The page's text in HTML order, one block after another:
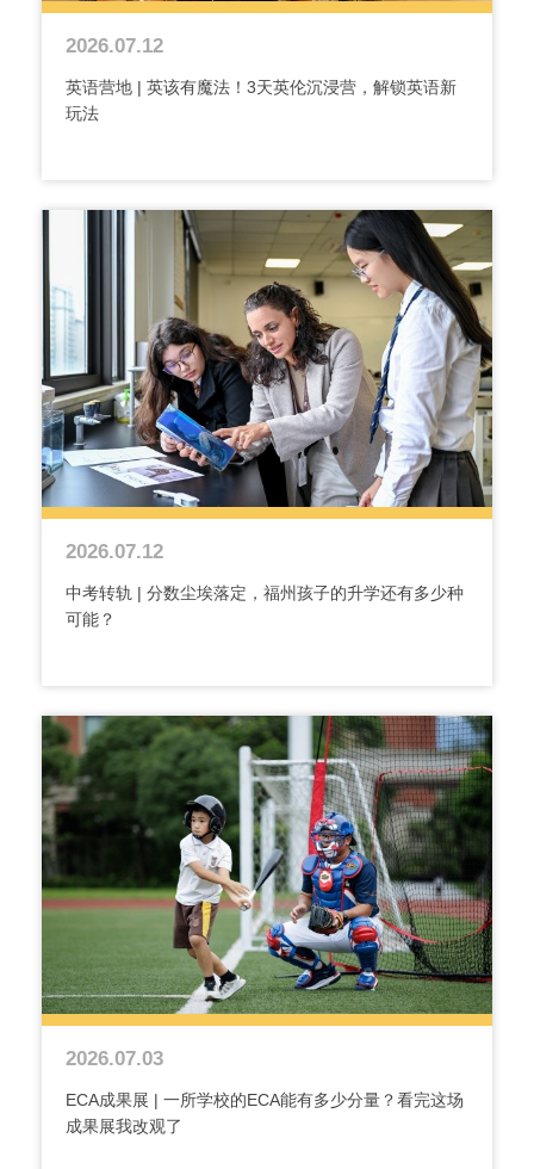
2026.07.12
英语营地 | 英该有魔法！3天英伦沉浸营，解锁英语新
玩法
2026.07.12
中考转轨 | 分数尘埃落定，福州孩子的升学还有多少种
可能？
2026.07.03
ECA成果展 | 一所学校的ECA能有多少分量？看完这场
成果展我改观了